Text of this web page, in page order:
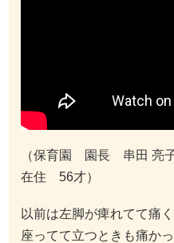
（保育園 園長 串田 亮
在住 56才）
以前は左脚が痺れてて痛
座ってて立つときも痛かっ